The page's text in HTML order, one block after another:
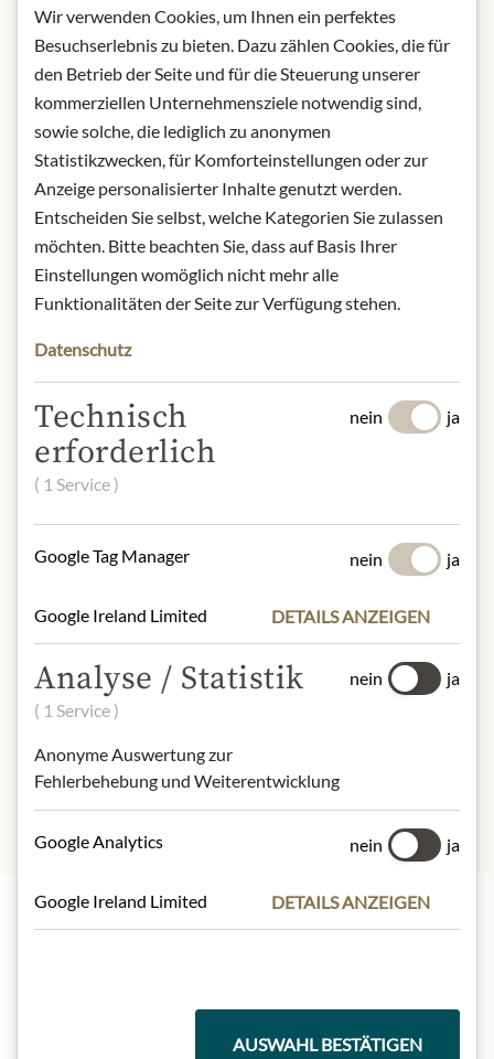
180g
Kontakt: Faber Feinkost GmbH & Co.
KG/ Münnerstädter Straße 1/ 97688
Bad Kissingen/ Deutschland/
info@faber-feinkost.de
* Wir bitten um Verständnis, dass das
Produktdesign von der Abbildung
abweichen kann.
Knoblauch, Gewürze, Rauch.
Senf und Senferzeugnisse
Brennwert (Energie):
Fett:4,5g
- davon gesättigte Fettsäuren:1,6g
Kohlenhydrate: 50,8g
- davon Zucker:
Salz:22,9g
Wir verwenden Cookies, um Ihnen ein perfektes
Besuchserlebnis zu bieten. Dazu zählen Cookies, die für
den Betrieb der Seite und für die Steuerung unserer
kommerziellen Unternehmensziele notwendig sind,
sowie solche, die lediglich zu anonymen
Statistikzwecken, für Komforteinstellungen oder zur
Anzeige personalisierter Inhalte genutzt werden.
Entscheiden Sie selbst, welche Kategorien Sie zulassen
möchten. Bitte beachten Sie, dass auf Basis Ihrer
Einstellungen womöglich nicht mehr alle
Funktionalitäten der Seite zur Verfügung stehen.
Datenschutz
Technisch
erforderlich
( 1 Service )
nein ja
Google Tag Manager nein ja
Google Ireland Limited DETAILS ANZEIGEN
Analyse / Statistik
( 1 Service )
Anonyme Auswertung zur
Fehlerbehebung und Weiterentwicklung
nein ja
Google Analytics nein ja
Google Ireland Limited DETAILS ANZEIGEN
AUSWAHL BESTÄTIGEN